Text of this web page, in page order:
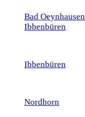
Bad Oeynhausen
Ibbenbüren
Ibbenbüren
Nordhorn